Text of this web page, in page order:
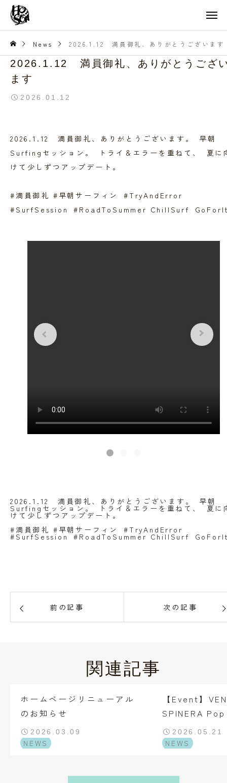
News 2026.1.12 満員御礼、ありがとうございます
2026.1.12 満員御礼、ありがとうござ
ます
2026.01.12
2026.1.12 満員御礼、ありがとうございます。 早朝
Surfingセッション。 トライ＆エラーを重ねて、 夏に
けて少しずつアップデート。
#満員御礼 #早朝サーフィン #TryAndError
#SurfSession #RoadToSummer ChillSurf
2026.1.12 満員御礼、ありがとうございます。 早朝
Surfingセッション。 トライ＆エラーを重ねて、 夏に
けて少しずつアップデート。
#満員御礼 #早朝サーフィン #TryAndError
#SurfSession #RoadToSummer ChillSurf
前の記事 次の記事
関連記事
ホームページリニューアル
のお知らせ
2026.03.09
NEWS
【Event】
SPINERA
2026.05.21
NEWS